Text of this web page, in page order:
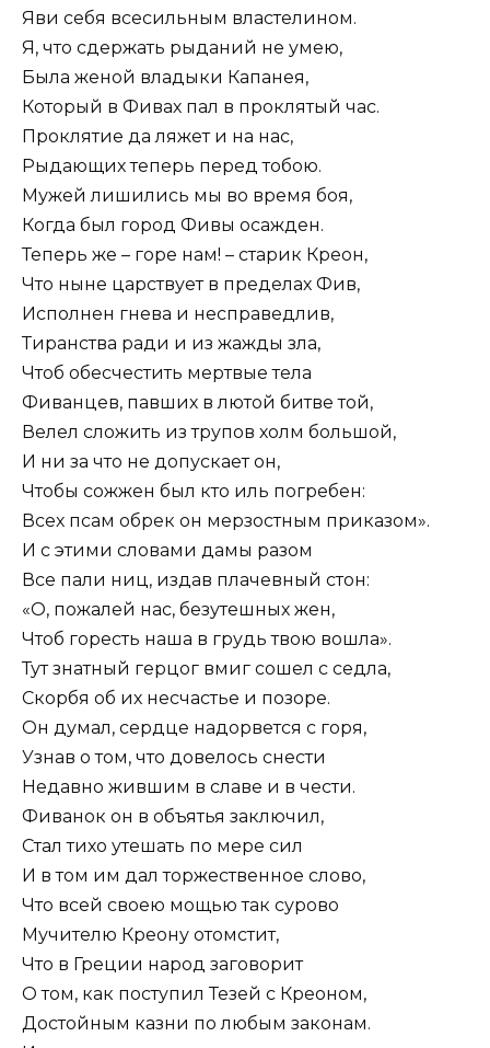
Яви себя всесильным властелином.
Я, что сдержать рыданий не умею,
Была женой владыки Капанея,
Который в Фивах пал в проклятый час.
Проклятие да ляжет и на нас,
Рыдающих теперь перед тобою.
Мужей лишились мы во время боя,
Когда был город Фивы осажден.
Теперь же – горе нам! – старик Креон,
Что ныне царствует в пределах Фив,
Исполнен гнева и несправедлив,
Тиранства ради и из жажды зла,
Чтоб обесчестить мертвые тела
Фиванцев, павших в лютой битве той,
Велел сложить из трупов холм большой,
И ни за что не допускает он,
Чтобы сожжен был кто иль погребен:
Всех псам обрек он мерзостным приказом».
И с этими словами дамы разом
Все пали ниц, издав плачевный стон:
«О, пожалей нас, безутешных жен,
Чтоб горесть наша в грудь твою вошла».
Тут знатный герцог вмиг сошел с седла,
Скорбя об их несчастье и позоре.
Он думал, сердце надорвется с горя,
Узнав о том, что довелось снести
Недавно жившим в славе и в чести.
Фиванок он в объятья заключил,
Стал тихо утешать по мере сил
И в том им дал торжественное слово,
Что всей своею мощью так сурово
Мучителю Креону отомстит,
Что в Греции народ заговорит
О том, как поступил Тезей с Креоном,
Достойным казни по любым законам.